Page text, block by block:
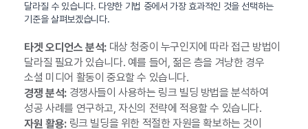
달라질 수 있습니다. 다양한 기법 중에서 가장 효과적인 것을 선택하는
기준을 살펴보겠습니다.
타겟 오디언스 분석:대상 청중이 누구인지에 따라 접근 방법이
달라질 필요가 있습니다. 예를 들어, 젊은 층을 겨냥한 경우
소셜 미디어 활동이 중요할 수 있습니다.
경쟁 분석:경쟁사들이 사용하는 링크 빌딩 방법을 분석하여
성공 사례를 연구하고, 자신의 전략에 적용할 수 있습니다.
자원 활용:링크 빌딩을 위한 적절한 자원을 확보하는 것이